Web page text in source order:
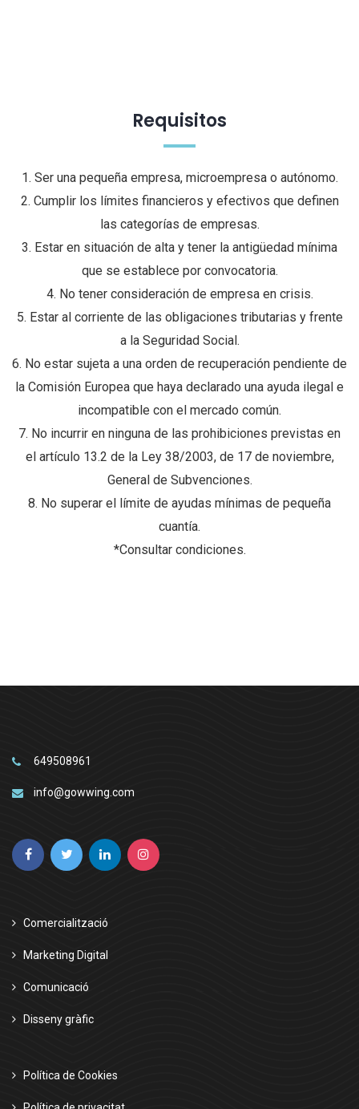
Requisitos
1. Ser una pequeña empresa, microempresa o autónomo.
2. Cumplir los límites financieros y efectivos que definen
las categorías de empresas.
3. Estar en situación de alta y tener la antigüedad mínima
que se establece por convocatoria.
4. No tener consideración de empresa en crisis.
5. Estar al corriente de las obligaciones tributarias y frente
a la Seguridad Social.
6. No estar sujeta a una orden de recuperación pendiente de
la Comisión Europea que haya declarado una ayuda ilegal e
incompatible con el mercado común.
7. No incurrir en ninguna de las prohibiciones previstas en
el artículo 13.2 de la Ley 38/2003, de 17 de noviembre,
General de Subvenciones.
8. No superar el límite de ayudas mínimas de pequeña
cuantía.
*Consultar condiciones.
649508961
info@gowwing.com
Comercialització
Marketing Digital
Comunicació
Disseny gràfic
Política de Cookies